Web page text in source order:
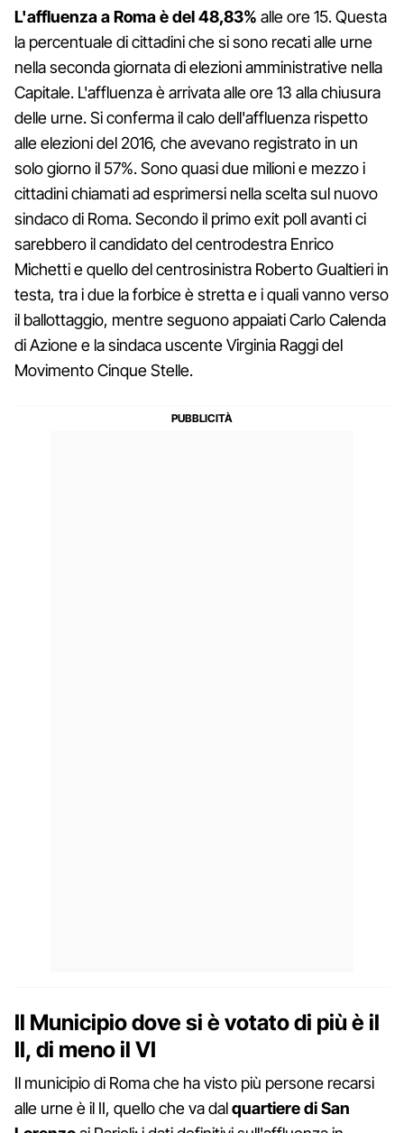
L'affluenza a Roma è del 48,83% alle ore 15. Questa
la percentuale di cittadini che si sono recati alle urne
nella seconda giornata di elezioni amministrative nella
Capitale. L'affluenza è arrivata alle ore 13 alla chiusura
delle urne. Si conferma il calo dell'affluenza rispetto
alle elezioni del 2016, che avevano registrato in un
solo giorno il 57%. Sono quasi due milioni e mezzo i
cittadini chiamati ad esprimersi nella scelta sul nuovo
sindaco di Roma. Secondo il primo exit poll avanti ci
sarebbero il candidato del centrodestra Enrico
Michetti e quello del centrosinistra Roberto Gualtieri in
testa, tra i due la forbice è stretta e i quali vanno verso
il ballottaggio, mentre seguono appaiati Carlo Calenda
di Azione e la sindaca uscente Virginia Raggi del
Movimento Cinque Stelle.
Il Municipio dove si è votato di più è il
II, di meno il VI
Il municipio di Roma che ha visto più persone recarsi
alle urne è il II, quello che va dalquartiere di San